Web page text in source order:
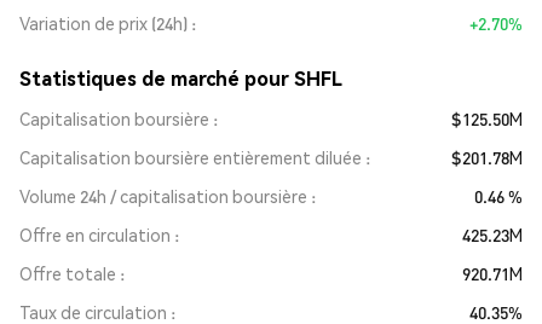
Variation de prix (24h)
+2.70%
Statistiques de marché pour SHFL
Capitalisation boursière
$125.50M
Capitalisation boursière entièrement diluée
$201.78M
Volume 24h / capitalisation boursière
0.46 %
Offre en circulation
425.23M
Offre totale
920.71M
Taux de circulation
40.35%